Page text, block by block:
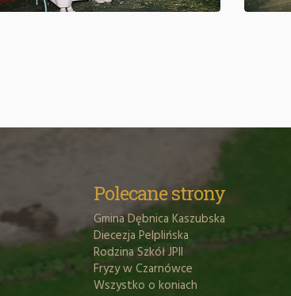
Polecane strony
Gmina Dębnica Kaszubska
Diecezja Pelplińska
Rodzina Szkół JPII
Fryzy w Czarnówce
Wszystko o koniach